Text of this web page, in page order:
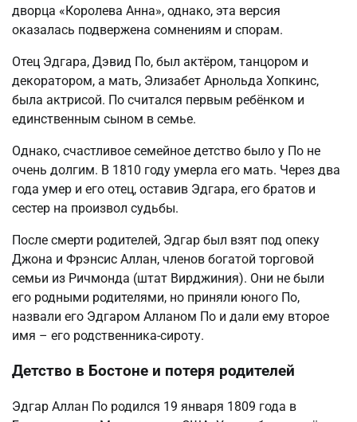
дворца «Королева Анна», однако, эта версия
оказалась подвержена сомнениям и спорам.
Отец Эдгара, Дэвид По, был актёром, танцором и
декоратором, а мать, Элизабет Арнольда Хопкинс,
была актрисой. По считался первым ребёнком и
единственным сыном в семье.
Однако, счастливое семейное детство было у По не
очень долгим. В 1810 году умерла его мать. Через два
года умер и его отец, оставив Эдгара, его братов и
сестер на произвол судьбы.
После смерти родителей, Эдгар был взят под опеку
Джона и Фрэнсис Аллан, членов богатой торговой
семьи из Ричмонда (штат Вирджиния). Они не были
его родными родителями, но приняли юного По,
назвали его Эдгаром Алланом По и дали ему второе
имя – его родственника-сироту.
Детство в Бостоне и потеря родителей
Эдгар Аллан По родился 19 января 1809 года в